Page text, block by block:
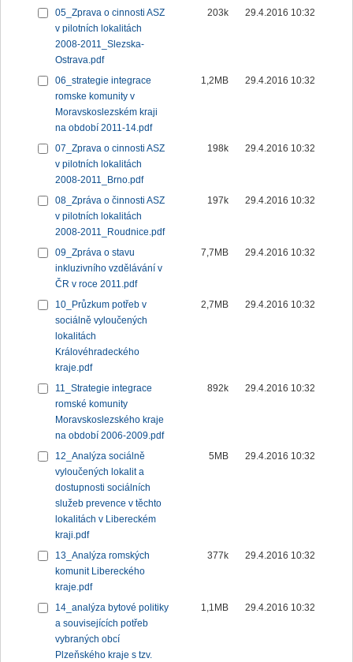
05_Zprava o cinnosti ASZ
v pilotních lokalitách
2008-2011_Slezska-
Ostrava.pdf
203k 29.4.2016 10:32
06_strategie integrace
romske komunity v
Moravskoslezském kraji
na období 2011-14.pdf
1,2MB 29.4.2016 10:32
07_Zprava o cinnosti ASZ
v pilotních lokalitách
2008-2011_Brno.pdf
198k 29.4.2016 10:32
08_Zpráva o činnosti ASZ
v pilotních lokalitách
2008-2011_Roudnice.pdf
197k 29.4.2016 10:32
09_Zpráva o stavu
inkluzivního vzdělávání v
ČR v roce 2011.pdf
7,7MB 29.4.2016 10:32
10_Průzkum potřeb v
sociálně vyloučených
lokalitách
Královéhradeckého
kraje.pdf
2,7MB 29.4.2016 10:32
11_Strategie integrace
romské komunity
Moravskoslezského kraje
na období 2006-2009.pdf
892k 29.4.2016 10:32
12_Analýza sociálně
vyloučených lokalit a
dostupnosti sociálních
služeb prevence v těchto
lokalitách v Libereckém
kraji.pdf
5MB 29.4.2016 10:32
13_Analýza romských
komunit Libereckého
kraje.pdf
377k 29.4.2016 10:32
14_analýza bytové politiky
a souvisejících potřeb
vybraných obcí
Plzeňského kraje s tzv.
1,1MB 29.4.2016 10:32